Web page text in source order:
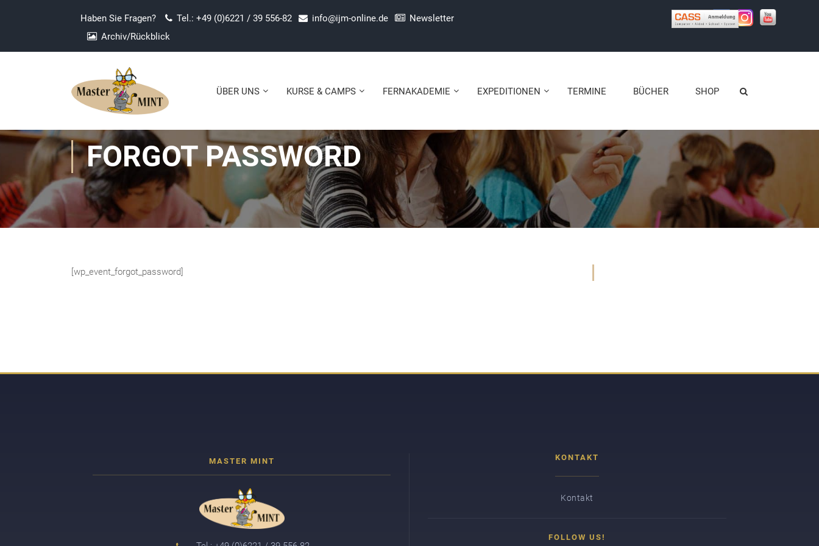
Haben Sie Fragen? Tel.: +49 (0)6221 / 39 556-82 info@ijm-online.de
Newsletter
Archiv/Rückblick
ÜBER UNS KURSE & CAMPS FERNAKADEMIE EXPEDITIONEN TERMINE BÜCHER SHOP
FORGOT PASSWORD
[wp_event_forgot_password]
KONTAKT
Kontakt
FOLLOW US!